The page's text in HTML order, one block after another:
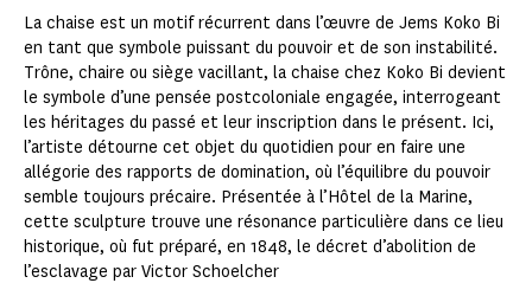
La chaise est un motif récurrent dans l’œuvre de Jems Koko Bi
en tant que symbole puissant du pouvoir et de son instabilité.
Trône, chaire ou siège vacillant, la chaise chez Koko Bi devient
le symbole d’une pensée postcoloniale engagée, interrogeant
les héritages du passé et leur inscription dans le présent. Ici,
l’artiste détourne cet objet du quotidien pour en faire une
allégorie des rapports de domination, où l’équilibre du pouvoir
semble toujours précaire. Présentée à l’Hôtel de la Marine,
cette sculpture trouve une résonance particulière dans ce lieu
historique, où fut préparé, en 1848, le décret d’abolition de
l’esclavage par Victor Schoelcher